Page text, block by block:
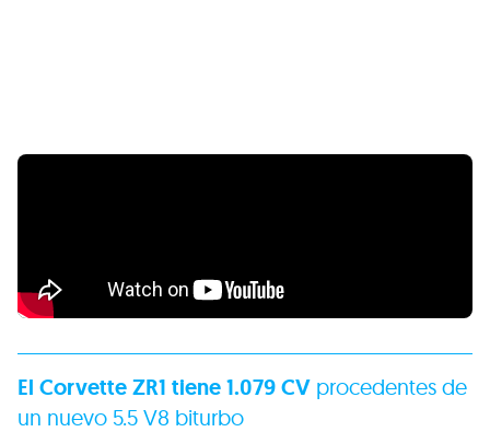
El Corvette ZR1 tiene 1.079 CV procedentes de
un nuevo 5.5 V8 biturbo